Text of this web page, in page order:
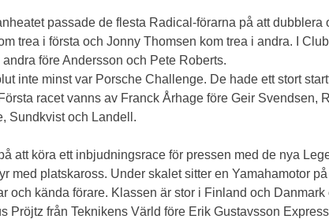
passade de flesta Radical-förarna på att
trea i första och Jonny Thomsen kom trea i andra. I
före Andersson och Pete Roberts.
inte minst var Porsche Challenge. De hade ett stort
racet vanns av Franck Århage före Geir
Sundkvist och Landell.
att köra ett inbjudningsrace för pressen med de nya
med platskaross. Under skalet sitter en Yamahamotor
och kända förare. Klassen är stor i Finland och
Pröjtz från Teknikens Värld före Erik Gustavsson